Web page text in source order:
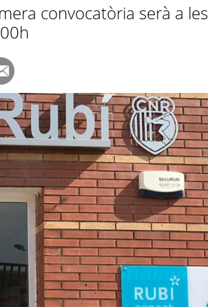
convocatòria serà a les